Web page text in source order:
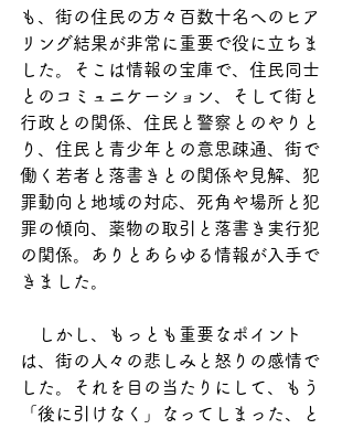
も、街の住民の方々百数十名へのヒア
リング結果が非常に重要で役に立ちま
した。そこは情報の宝庫で、住民同士
とのコミュニケーション、そして街と
行政との関係、住民と警察とのやりと
り、住民と青少年との意思疎通、街で
働く若者と落書きとの関係や見解、犯
罪動向と地域の対応、死角や場所と犯
罪の傾向、薬物の取引と落書き実行犯
の関係。ありとあらゆる情報が入手で
きました。
しかし、もっとも重要なポイント
は、街の人々の悲しみと怒りの感情で
した。それを目の当たりにして、もう
「後に引けなく」なってしまった、と